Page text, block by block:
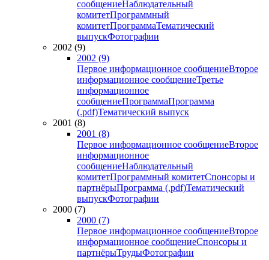
сообщениеНаблюдательный
комитетПрограммный
комитетПрограммаТематический
выпускФотографии
2002 (9)
2002 (9)
Первое информационное сообщениеВторое
информационное сообщениеТретье
информационное
сообщениеПрограммаПрограмма
(.pdf)Тематический выпуск
2001 (8)
2001 (8)
Первое информационное сообщениеВторое
информационное
сообщениеНаблюдательный
комитетПрограммный комитетСпонсоры и
партнёрыПрограмма (.pdf)Тематический
выпускФотографии
2000 (7)
2000 (7)
Первое информационное сообщениеВторое
информационное сообщениеСпонсоры и
партнёрыТрудыФотографии